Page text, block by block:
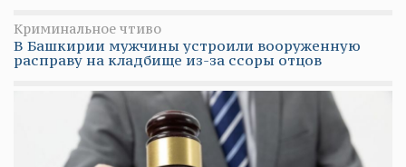
Криминальное чтиво
В Башкирии мужчины устроили вооруженную
расправу на кладбище из-за ссоры отцов